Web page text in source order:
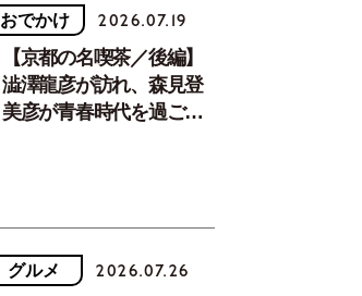
おでかけ 2026.07.19
【京都の名喫茶／後編】
澁澤龍彦が訪れ、森見登
美彦が青春時代を過ごし
グルメ 2026.07.26